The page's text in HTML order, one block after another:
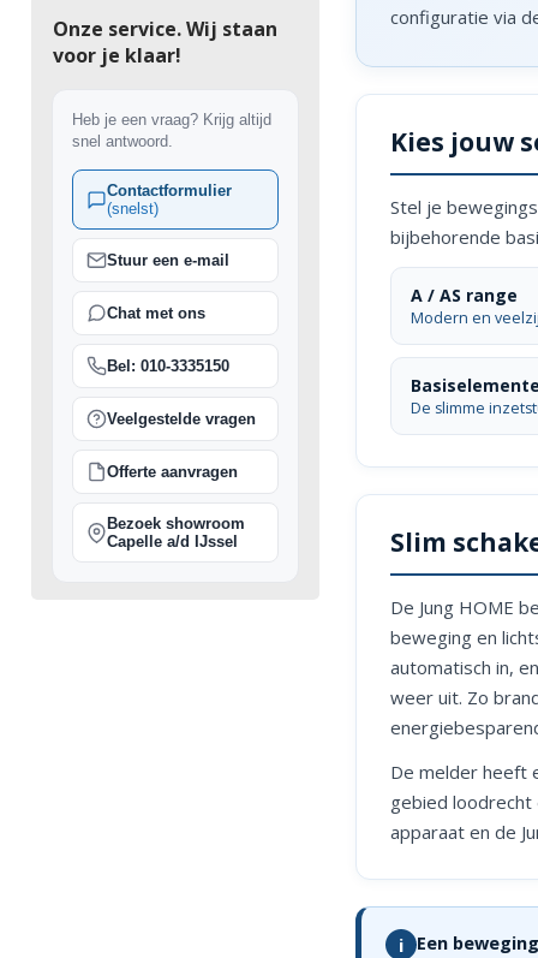
configuratie via
Kies jouw
Stel je
bijbehorende
A / AS range
Modern en
De slimme
Slim
De Jung HOME
beweging en
automatisch in,
weer uit. Zo
De melder heeft
gebied
apparaat en de
i
Een
Onze service. Wij staan
voor je klaar!
Heb je een vraag? Krijg altijd
snel antwoord.
Contactformulier
(snelst)
Stuur een e-mail
Chat met ons
Bel: 010-3335150
Veelgestelde vragen
Offerte aanvragen
Bezoek showroom
Capelle a/d IJssel